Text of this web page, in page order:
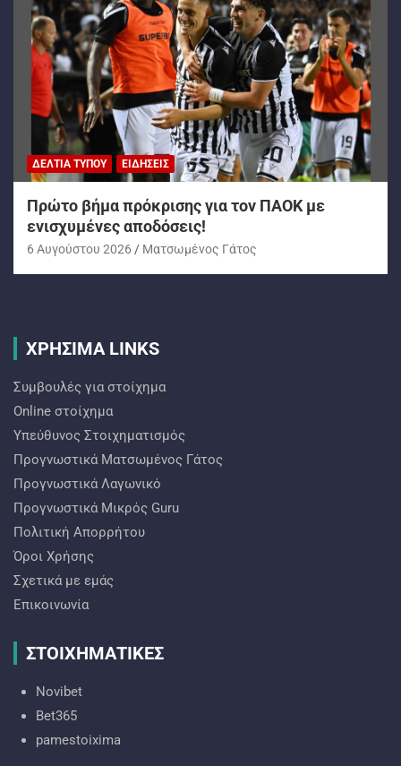
ΔΕΛΤΊΑ ΤΎΠΟΥ ΕΙΔΉΣΕΙΣ
Πρώτο βήμα πρόκρισης για τον ΠΑΟΚ με
ενισχυμένες αποδόσεις!
6 Αυγούστου 2026 Ματσωμένος Γάτος
ΧΡΗΣΙΜΑ LINKS
Συμβουλές για στοίχημα
Online στοίχημα
Υπεύθυνος Στοιχηματισμός
Προγνωστικά Ματσωμένος Γάτος
Προγνωστικά Λαγωνικό
Προγνωστικά Mικρός Guru
Πολιτική Απορρήτου
Όροι Χρήσης
Σχετικά με εμάς
Επικοινωνία
ΣΤΟΙΧΗΜΑΤΙΚΕΣ
Novibet
Bet365
pamestoixima